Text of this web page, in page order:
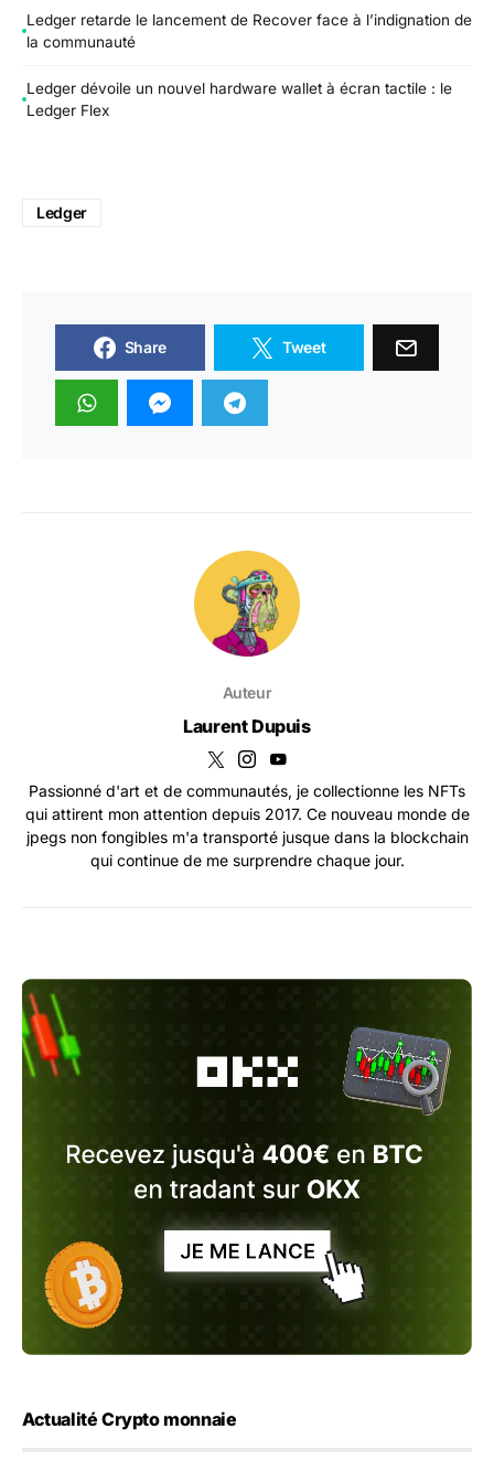
Ledger retarde le lancement de Recover face à l’indignation de
la communauté
Ledger dévoile un nouvel hardware wallet à écran tactile : le
Ledger Flex
Ledger
Share Tweet
Auteur
Laurent Dupuis
Passionné d'art et de communautés, je collectionne les NFTs
qui attirent mon attention depuis 2017. Ce nouveau monde de
jpegs non fongibles m'a transporté jusque dans la blockchain
qui continue de me surprendre chaque jour.
Actualité Crypto monnaie